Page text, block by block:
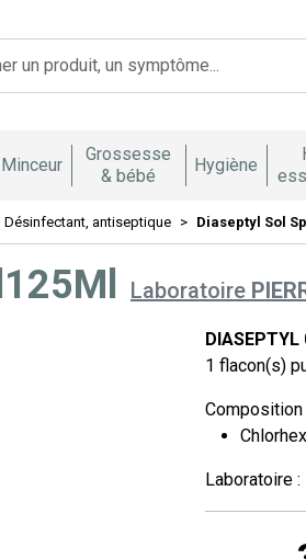
Minceur
Grossesse
& bébé
Hygiène
Désinfectant, antiseptique Diaseptyl Sol
Laboratoire
1 flacon(s)
Composition
Laboratoire